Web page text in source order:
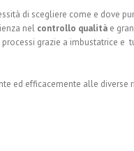
di scegliere come e dove
nel controllo qualità e
grazie a imbustatrice e
ed efficacemente alle diverse